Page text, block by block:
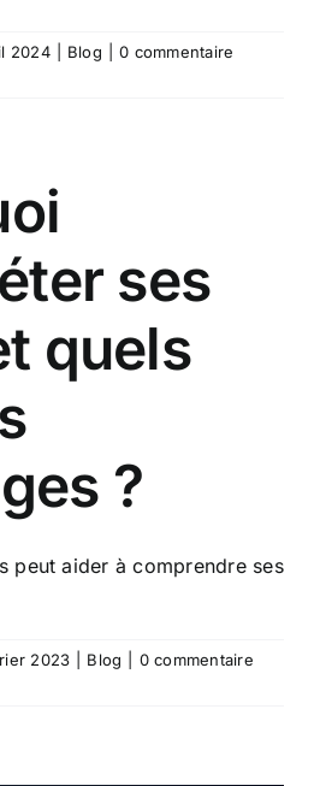
2024 Blog
0 commentaire
ses
quels
?
peut aider à comprendre ses
2023 Blog
0 commentaire